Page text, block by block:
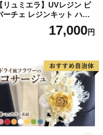
ーーーーーーーーーー
【リュミエラ】UVレジン ビ
ーチェ レジンキット ハン
ドメイド レジンクラフト ア
クセサリーキット 手作り セ
17,000円